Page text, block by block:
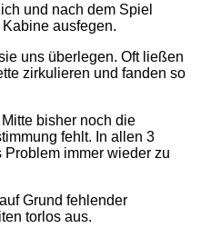
und nach dem Spiel
ausfegen.
uns überlegen. Oft ließen
zirkulieren und fanden so
bisher noch die
fehlt. In allen 3
immer wieder zu
Grund fehlender
torlos aus.